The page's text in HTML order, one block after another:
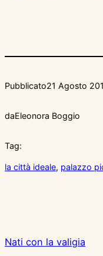
Pubblicato21 Agosto
daEleonora Boggio
Tag:
la città ideale, palazzo
Nati con la valigia